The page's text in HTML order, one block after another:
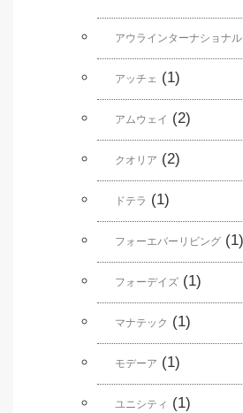
アウラインターナショナル
アッチェ (1)
アムウェイ (2)
クオリア (2)
ドテラ (1)
フォーエバーリビング (1)
フォーデイズ (1)
マナテック (1)
モデーア (1)
ユニシティ (1)